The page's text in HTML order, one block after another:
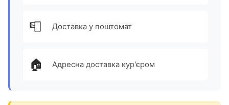
📮 Доставка у поштомат
🏠 Адресна доставка кур'єром